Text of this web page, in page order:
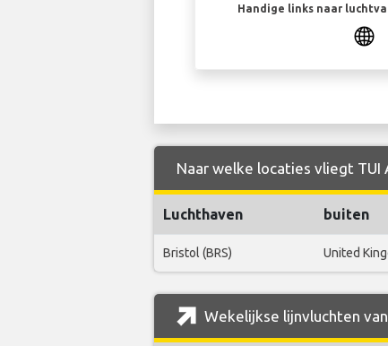
Handige links naar
Naar welke locaties vliegt TUI
Luchthaven buiten
Bristol (BRS) United
Wekelijkse lijnvluchten